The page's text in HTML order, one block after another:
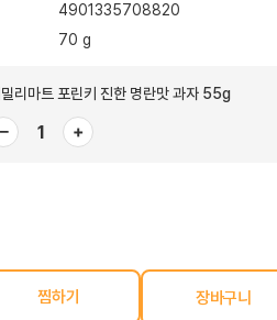
4901335708820
70 g
리마트 포린키 진한 명란맛 과자 55g
− +
찜하기